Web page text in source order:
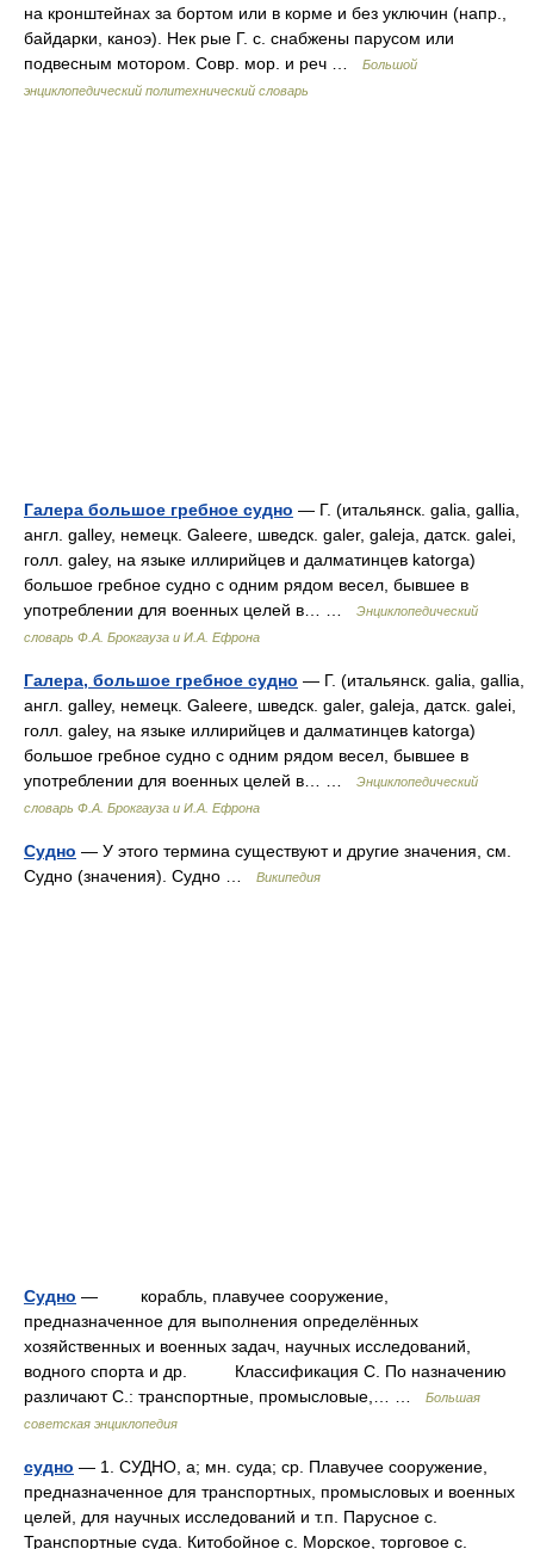
на кронштейнах за бортом или в корме и без уключин (напр.,
байдарки, каноэ). Нек рые Г. с. снабжены парусом или
подвесным мотором. Совр. мор. и реч …
Большой
энциклопедический политехнический словарь
Галера большое гребное судно — Г. (итальянск. galia, gallia,
англ. galley, немецк. Galeere, шведск. galer, galeja, датск. galei,
голл. galey, на языке иллирийцев и далматинцев katorga)
большое гребное судно с одним рядом весел, бывшее в
употреблении для военных целей в… …
Энциклопедический
словарь Ф.А. Брокгауза и И.А. Ефрона
Галера, большое гребное судно — Г. (итальянск. galia, gallia,
англ. galley, немецк. Galeere, шведск. galer, galeja, датск. galei,
голл. galey, на языке иллирийцев и далматинцев katorga)
большое гребное судно с одним рядом весел, бывшее в
употреблении для военных целей в… …
Энциклопедический
словарь Ф.А. Брокгауза и И.А. Ефрона
Судно — У этого термина существуют и другие значения, см.
Судно (значения). Судно …
Википедия
Судно — корабль, плавучее сооружение,
предназначенное для выполнения определённых
хозяйственных и военных задач, научных исследований,
водного спорта и др. Классификация С. По назначению
различают С.: транспортные, промысловые,… …
Большая
советская энциклопедия
судно — 1. СУДНО, а; мн. суда; ср. Плавучее сооружение,
предназначенное для транспортных, промысловых и военных
целей, для научных исследований и т.п. Парусное с.
Транспортные суда. Китобойное с. Морское, торговое с.